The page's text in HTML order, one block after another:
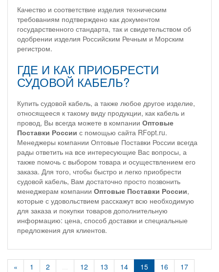
Качество и соответствие изделия техническим
требованиям подтверждено как документом
государственного стандарта, так и свидетельством об
одобрении изделия Российским Речным и Морским
регистром.
ГДЕ И КАК ПРИОБРЕСТИ
СУДОВОЙ КАБЕЛЬ?
Купить судовой кабель, а также любое другое изделие,
относящееся к такому виду продукции, как кабель и
провод, Вы всегда можете в компании Оптовые
Поставки России с помощью сайта RFopt.ru.
Менеджеры компании Оптовые Поставки России всегда
рады ответить на все интересующие Вас вопросы, а
также помочь с выбором товара и осуществлением его
заказа. Для того, чтобы быстро и легко приобрести
судовой кабель, Вам достаточно просто позвонить
менеджерам компании Оптовые Поставки России,
которые с удовольствием расскажут всю необходимую
для заказа и покупки товаров дополнительную
информацию: цена, способ доставки и специальные
предложения для клиентов.
« 1 2 ... 12 13 14 15 16
17